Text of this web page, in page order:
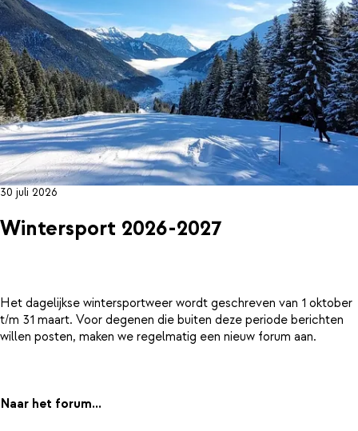
30 juli 2026
Wintersport 2026-2027
Het dagelijkse wintersportweer wordt geschreven van 1 oktober
t/m 31 maart. Voor degenen die buiten deze periode berichten
willen posten, maken we regelmatig een nieuw forum aan.
Naar het forum...